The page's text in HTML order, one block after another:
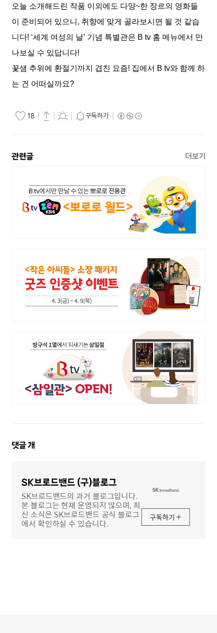
오늘 소개해드린 작품 이외에도 다양~한 장르의 영화들
이 준비되어 있으니, 취향에 맞게 골라보시면 될 것 같습
니다! ‘세계 여성의 날’ 기념 특별관은 B tv 홈 메뉴에서 만
나보실 수 있답니다!
꽃샘 추위에 환절기까지 겹친 요즘! 집에서 B tv와 함께 하
는 건 어떠실까요?
18 구독하기
관련글 더보기
댓
댓글개
SK브로드밴드 (구)블로그
SK브로드밴드의 과거 블로그입니다.
본 블로그는 현재 운영되지 않으며, 최
신 소식은 SK브로드밴드 공식 블로그
에서 확인하실 수 있습니다.
구독하기